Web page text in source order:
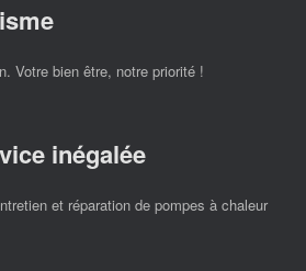
Votre bien être, notre priorité !
inégalée
et réparation de pompes à chaleur